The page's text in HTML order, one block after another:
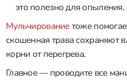
это полезно для опыления.
Мульчированиетоже
скошенная трава сохраняют
корни от перегрева.
Главное — проводите все